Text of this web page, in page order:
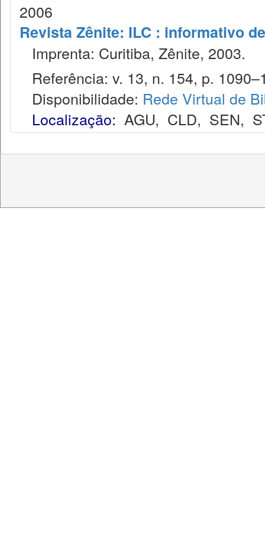
2006
Revista Zênite: ILC : informativo
Imprenta: Curitiba, Zênite, 2003.
Referência: v. 13, n. 154, p.
Disponibilidade: Rede Virtual de
Localização: AGU, CLD, SEN,